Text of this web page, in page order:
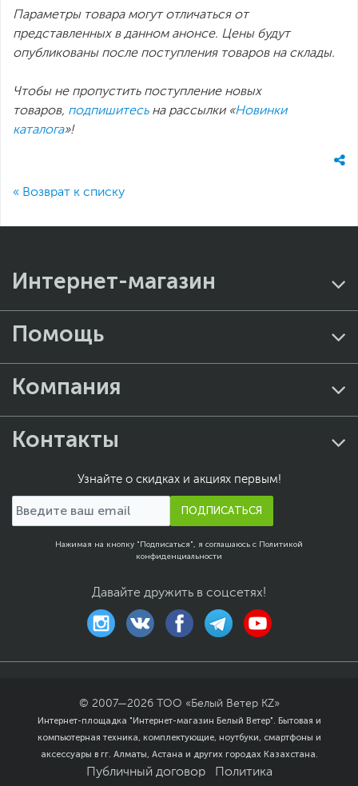
Параметры товара могут отличаться от
представленных в данном анонсе. Цены будут
опубликованы после поступления товаров на склады.
Чтобы не пропустить поступление новых
товаров, подпишитесьна рассылки «Новинки
каталога»!
« Возврат к списку
Интернет-магазин
Помощь
Компания
Контакты
Узнайте о скидках и акциях первым!
ПОДПИСАТЬСЯ
Нажимая на кнопку "Подписаться", я соглашаюсь с Политикой
конфиденциальности
Давайте дружить в соцсетях!
© 2007—2026 ТОО «Белый Ветер KZ»
Интернет-площадка "Интернет-магазин Белый Ветер". Бытовая и
компьютерная техника, комплектующие, ноутбуки, смартфоны и
аксессуары в гг. Алматы, Астана и других городах Казахстана.
Публичный договор
Политика